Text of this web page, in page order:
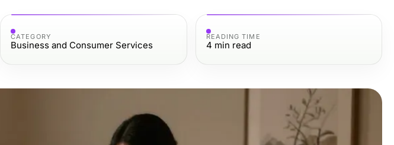
CATEGORY
Business and Consumer Services
READING TIME
4 min read